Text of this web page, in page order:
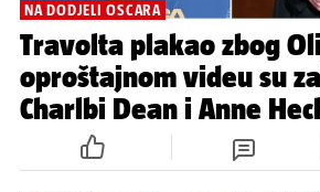
NA DODJELI OSCARA
Travolta plakao zbog
oproštajnom videu su
Charlbi Dean i Anne